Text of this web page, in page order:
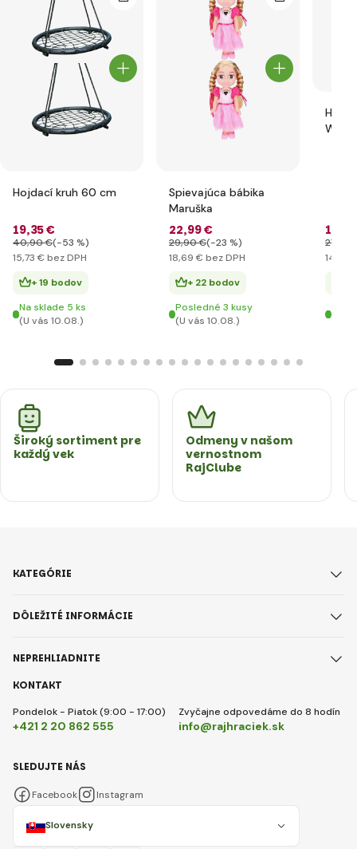
Hojdací kruh 60 cm
19,35 €
40,90 €(-53 %)
15,73 € bez DPH
+ 19 bodov
Na sklade 5 ks
(U vás 10.08.)
Spievajúca bábika
Maruška
22,99 €
29,90 €(-23 %)
18,69 € bez DPH
+ 22 bodov
Posledné 3 kusy
(U vás 10.08.)
17
27
14
(U
Široký sortiment pre
každý vek
Odmeny v našom
vernostnom
RajClube
KONTAKT
Pondelok - Piatok (9:00 - 17:00)
+421 2 20 862 555
Zvyčajne odpovedáme do 8 hodín
info@rajhraciek.sk
KATEGÓRIE
DÔLEŽITÉ INFORMÁCIE
NEPREHLIADNITE
Slovensky
SLEDUJTE NÁS
Facebook Instagram